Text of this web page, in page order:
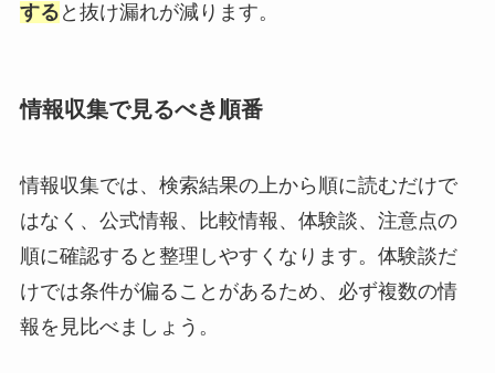
する と抜け漏れが減ります。
情報収集で見るべき順番
情報収集では、検索結果の上から順に読むだけで
はなく、公式情報、比較情報、体験談、注意点の
順に確認すると整理しやすくなります。体験談だ
けでは条件が偏ることがあるため、必ず複数の情
報を見比べましょう。